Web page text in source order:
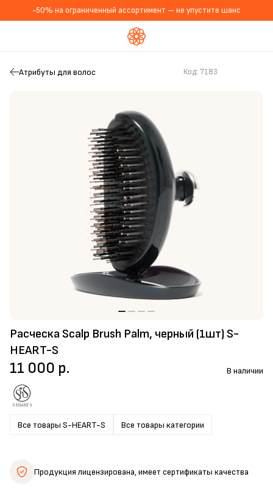
-50% на ограниченный ассортимент — не упустите шанс
Атрибуты для волос
Расческа Scalp Brush Palm, черный (1шт) S-
HEART-S
Код: 7183
Все товары S-HEART-S Все товары категории
11 000 р. В наличии
Продукция лицензирована,имеет сертификаты качества